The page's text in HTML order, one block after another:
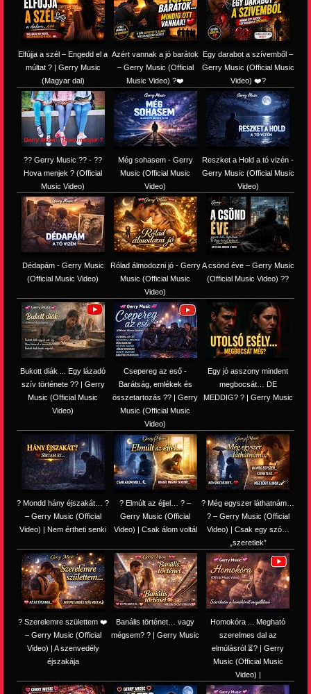
Elfújja a szél – Engedd el a
múltat ? | Gerry Music
(Magyar dal)
Azért vannak a jó barátok
– Gerry Music (Official
Music Video) ?❤️
Egy darabot a szívemből –
Gerry Music (Official Music
Video) ❤️?
?? Gerry Music ?? - ??
Hova menjek ? (Official
Music Video)
Még sohasem - Gerry
Music (Official Music
Video)
Reszket a Hold a tó vizén -
Gerry Music (Official Music
Video)
Dédapám - Gerry Music
(Official Music Video)
Rólad álmodozni jó - Gerry
Music (Official Music
Video)
A csönd éve – Gerry Music
(Official Music Video) ??
Bukott diák ... Egy lázadó
szív története ?? | Gerry
Music (Official Music
Video)
Csepereg az eső -
Barátság, emlékek és
összetartozás ?️? | Gerry
Music (Official Music
Video)
Egy jó asszony mindent
megbocsát… DE
MEDDIG? ? | Gerry Music
? Mondd hány éjszakát… ?
– Gerry Music (Official
Video) | Nem értheti senki
? Elmúlt az éjjel… ? –
Gerry Music (Official
Video) | Csak álom voltál
? Még egyszer láthatnám…
? – Gerry Music (Official
Video) | Csak egy szó…
„szeretlek”
? Szerelemre születtem ❤️
– Gerry Music (Official
Video) | A szenvedély
éjszakája
Banális történet… vagy
mégsem? ? | Gerry Music
Homokóra ... Megható
szerelmes dal az
elmúlásról ⏳? | Gerry
Music (Official Music
Video) |